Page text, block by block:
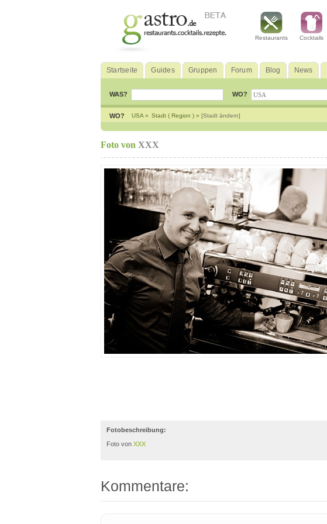
Restaurants Cocktails
Startseite Guides Gruppen Forum Blog News
WAS? WO?
WO? USA » Stadt ( Region ) » [Stadt ändern]
Foto von XXX
Fotobeschreibung:
Foto von XXX
Kommentare: